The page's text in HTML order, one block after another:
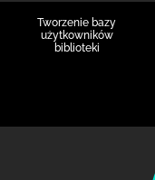
Tworzenie bazy
użytkowników
biblioteki